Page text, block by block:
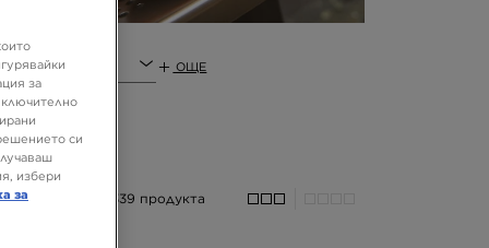
ОЩЕ
339 продукта
за
си
избери
за